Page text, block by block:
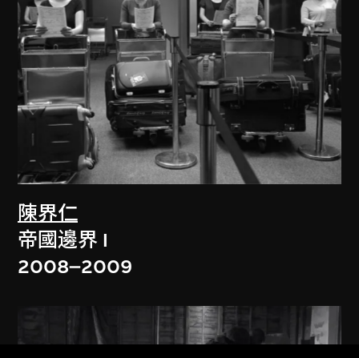
陳界仁
帝國邊界 I
2008–2009